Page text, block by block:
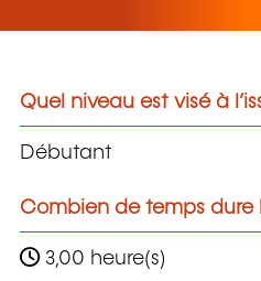
Quel niveau est visé à
Débutant
Combien de temps dure
3,00 heure(s)